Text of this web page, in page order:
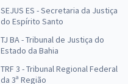
SEJUS ES - Secretaria da Justiça
do Espírito Santo
TJ BA - Tribunal de Justiça do
Estado da Bahia
TRF 3 - Tribunal Regional Federal
da 3ª Região